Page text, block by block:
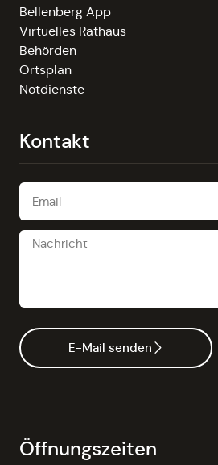
Bellenberg App
Virtuelles Rathaus
Behörden
Ortsplan
Notdienste
Kontakt
E-Mail senden
Öffnungszeiten